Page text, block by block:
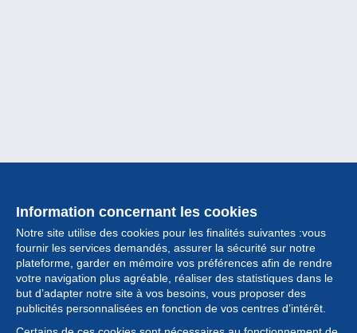
Information concernant les cookies
Notre site utilise des cookies pour les finalités suivantes :vous
fournir les services demandés, assurer la sécurité sur notre
plateforme, garder en mémoire vos préférences afin de rendre
votre navigation plus agréable, réaliser des statistiques dans le
but d’adapter notre site à vos besoins, vous proposer des
publicités personnalisées en fonction de vos centres d’intérêt.
Collection